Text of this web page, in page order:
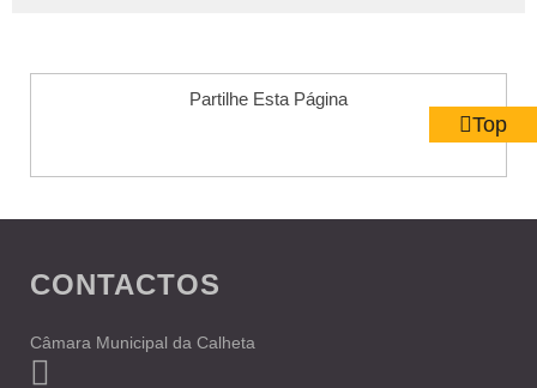
Partilhe Esta Página
CONTACTOS
Câmara Municipal da Calheta
Top